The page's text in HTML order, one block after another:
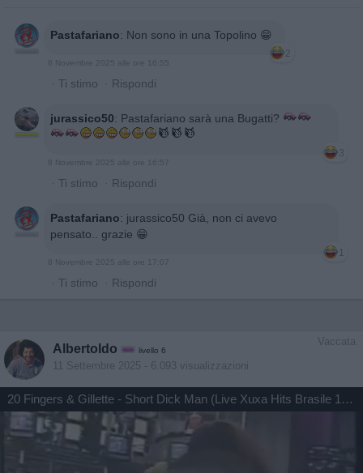
Pastafariano: Non sono in una Topolino 😁
2
8 Novembre 2025 alle ore 16:55
· Ti stimo · Rispondi
jurassico50: Pastafariano sarà una Bugatti?
3
8 Novembre 2025 alle ore 16:57
· Ti stimo · Rispondi
Pastafariano: jurassico50 Già, non ci avevo
pensato.. grazie 😁
1
8 Novembre 2025 alle ore 17:07
· Ti stimo · Rispondi
Vaccata
Albertoldo livello 6
11 Settembre 2025 - 6.093 visualizzazioni
20 Fingers & Gillette - Short Dick Man (Live Xuxa Hits Brasile 1994)